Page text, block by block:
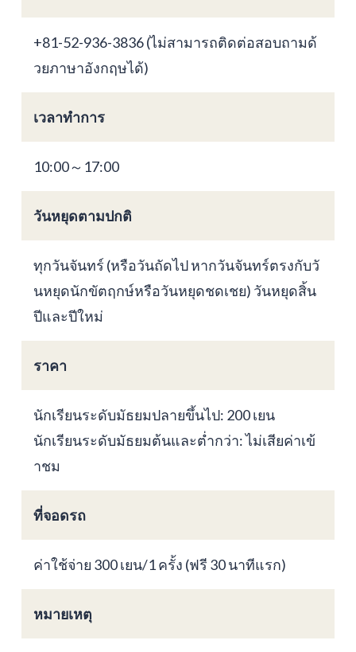
+81-52-936-3836 (ไม่สามารถติดต่อสอบถามด้
วยภาษาอังกฤษได้)
เวลาทำการ
10:00～17:00
วันหยุดตามปกติ
ทุกวันจันทร์ (หรือวันถัดไป หากวันจันทร์ตรงกับวั
นหยุดนักขัตฤกษ์หรือวันหยุดชดเชย) วันหยุดสิ้น
ปีและปีใหม่
ราคา
นักเรียนระดับมัธยมปลายขึ้นไป: 200 เยน
นักเรียนระดับมัธยมต้นและต่ำกว่า: ไม่เสียค่าเข้
าชม
ที่จอดรถ
ค่าใช้จ่าย 300 เยน/1 ครั้ง (ฟรี 30 นาทีแรก)
หมายเหตุ